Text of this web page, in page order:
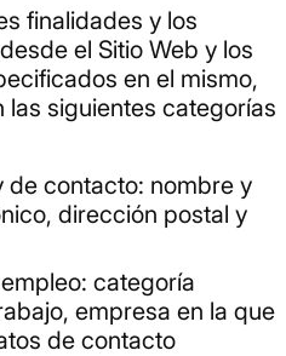
finalidades y los
el Sitio Web y los
en el mismo,
las siguientes categorías
de contacto: nombre y
dirección postal y
categoría
empresa en la que
de contacto